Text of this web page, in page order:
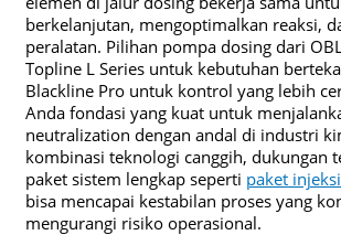
berkelanjutan, mengoptimalkan reaksi,
peralatan. Pilihan pompa dosing dari
Topline L Series untuk kebutuhan
Blackline Pro untuk kontrol yang lebih
Anda fondasi yang kuat untuk
neutralization dengan andal di industri
kombinasi teknologi canggih, dukungan
paket sistem lengkap seperti paket
bisa mencapai kestabilan proses yang
mengurangi risiko operasional.